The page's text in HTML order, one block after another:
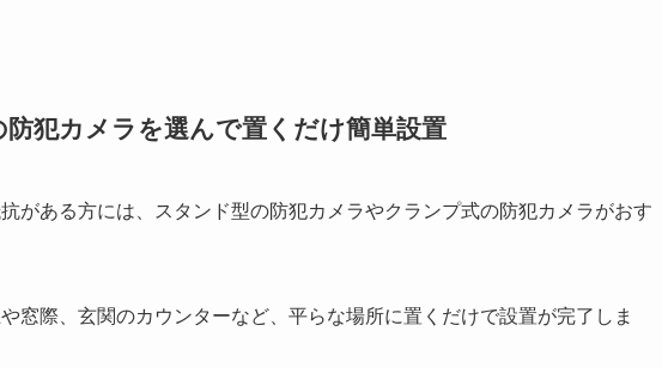
犯カメラを選んで置くだけ簡単設置
がある方には、 スタンド型の防犯カメラやクランプ式の防犯カメラがおす
窓際、玄関のカウンターなど、平らな場所に置くだけで設置が完了 しま